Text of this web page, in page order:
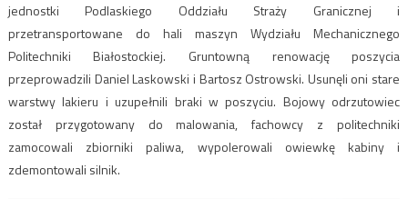
jednostki Podlaskiego Oddziału Straży Granicznej i
przetransportowane do hali maszyn Wydziału Mechanicznego
Politechniki Białostockiej. Gruntowną renowację poszycia
przeprowadzili Daniel Laskowski i Bartosz Ostrowski. Usunęli oni stare
warstwy lakieru i uzupełnili braki w poszyciu. Bojowy odrzutowiec
został przygotowany do malowania, fachowcy z politechniki
zamocowali zbiorniki paliwa, wypolerowali owiewkę kabiny i
zdemontowali silnik.